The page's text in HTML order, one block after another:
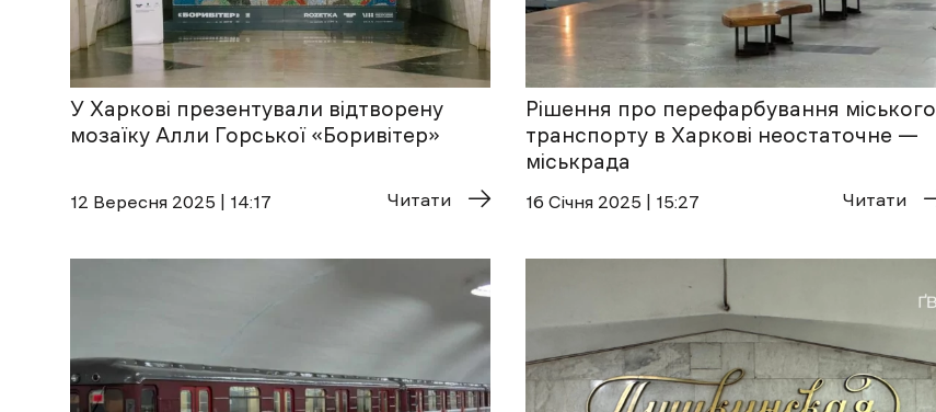
У Харкові презентували відтворену
мозаїку Алли Горської «Боривітер»
12 Вересня 2025 | 14:17 Читати
Рішення про перефарбування міського
транспорту в Харкові неостаточне —
міськрада
16 Січня 2025 | 15:27 Читати